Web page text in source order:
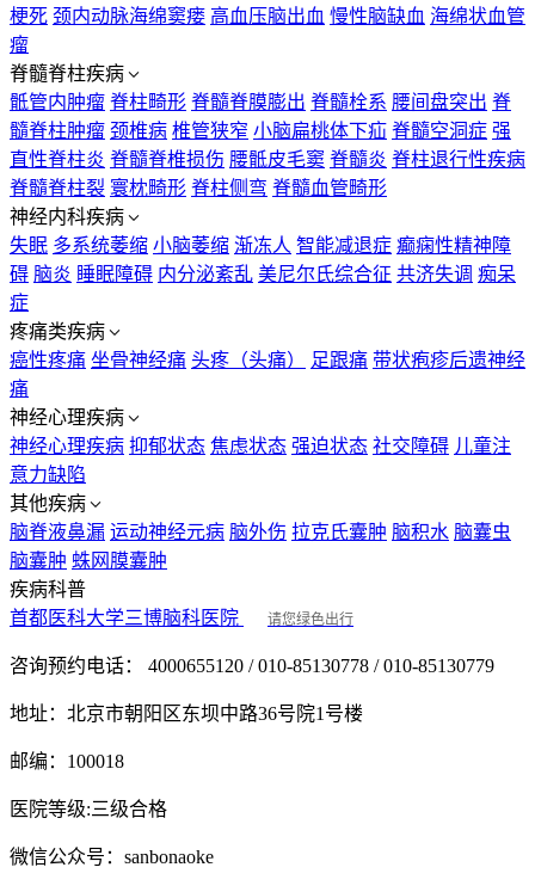
梗死 颈内动脉海绵窦瘘 高血压脑出血 慢性脑缺血 海绵状血管
瘤
脊髓脊柱疾病
骶管内肿瘤 脊柱畸形 脊髓脊膜膨出 脊髓栓系 腰间盘突出 脊
髓脊柱肿瘤 颈椎病 椎管狭窄 小脑扁桃体下疝 脊髓空洞症 强
直性脊柱炎 脊髓脊椎损伤 腰骶皮毛窦 脊髓炎 脊柱退行性疾病
脊髓脊柱裂 寰枕畸形 脊柱侧弯 脊髓血管畸形
神经内科疾病
失眠 多系统萎缩 小脑萎缩 渐冻人 智能减退症 癫痫性精神障
碍 脑炎 睡眠障碍 内分泌紊乱 美尼尔氏综合征 共济失调 痴呆
症
疼痛类疾病
癌性疼痛 坐骨神经痛 头疼（头痛） 足跟痛 带状疱疹后遗神经
痛
神经心理疾病
神经心理疾病 抑郁状态 焦虑状态 强迫状态 社交障碍 儿童注
意力缺陷
其他疾病
脑脊液鼻漏 运动神经元病 脑外伤 拉克氏囊肿 脑积水 脑囊虫
脑囊肿 蛛网膜囊肿
疾病科普
首都医科大学三博脑科医院
请您绿色出行
咨询预约电话： 4000655120 / 010-85130778 / 010-85130779
地址： 北京市朝阳区东坝中路36号院1号楼
邮编： 100018
医院等级:三级合格
微信公众号： sanbonaoke